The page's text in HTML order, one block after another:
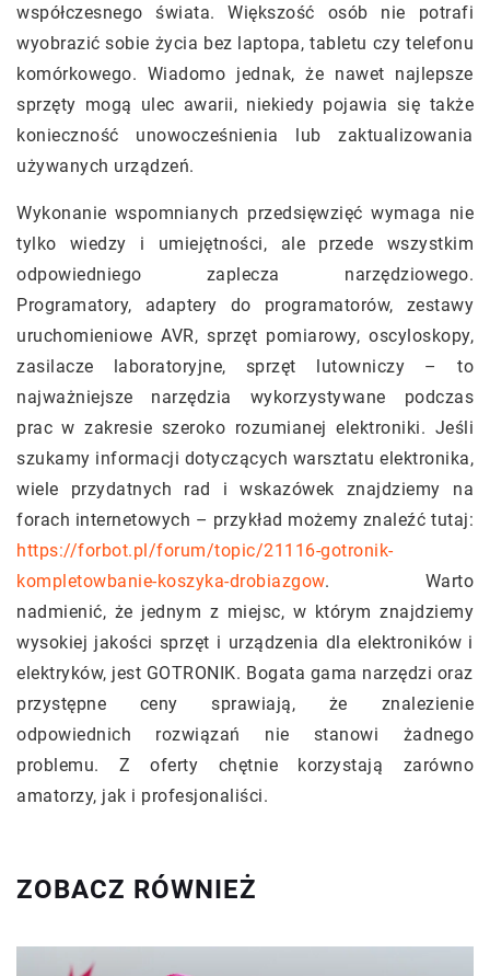
współczesnego świata. Większość osób nie potrafi
wyobrazić sobie życia bez laptopa, tabletu czy telefonu
komórkowego. Wiadomo jednak, że nawet najlepsze
sprzęty mogą ulec awarii, niekiedy pojawia się także
konieczność unowocześnienia lub zaktualizowania
używanych urządzeń.
Wykonanie wspomnianych przedsięwzięć wymaga nie
tylko wiedzy i umiejętności, ale przede wszystkim
odpowiedniego zaplecza narzędziowego.
Programatory, adaptery do programatorów, zestawy
uruchomieniowe AVR, sprzęt pomiarowy, oscyloskopy,
zasilacze laboratoryjne, sprzęt lutowniczy – to
najważniejsze narzędzia wykorzystywane podczas
prac w zakresie szeroko rozumianej elektroniki. Jeśli
szukamy informacji dotyczących warsztatu elektronika,
wiele przydatnych rad i wskazówek znajdziemy na
forach internetowych – przykład możemy znaleźć tutaj:
https://forbot.pl/forum/topic/21116-gotronik-
kompletowbanie-koszyka-drobiazgow. Warto
nadmienić, że jednym z miejsc, w którym znajdziemy
wysokiej jakości sprzęt i urządzenia dla elektroników i
elektryków, jest GOTRONIK. Bogata gama narzędzi oraz
przystępne ceny sprawiają, że znalezienie
odpowiednich rozwiązań nie stanowi żadnego
problemu. Z oferty chętnie korzystają zarówno
amatorzy, jak i profesjonaliści.
ZOBACZ RÓWNIEŻ